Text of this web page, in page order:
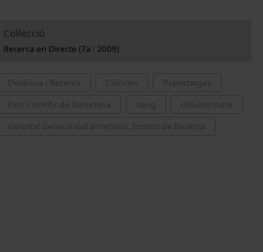
Col·lecció
Recerca en Directe (7a : 2009)
Docència i Recerca Ciències
Reportatges
Parc Científic de Barcelona
sang
cèl·lules mare
Hospital General Vall d'Hebron. Institut de Recerca